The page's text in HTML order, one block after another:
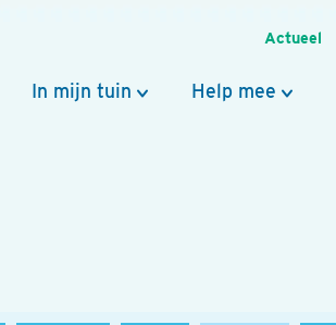
Actueel
In mijn tuin Help mee